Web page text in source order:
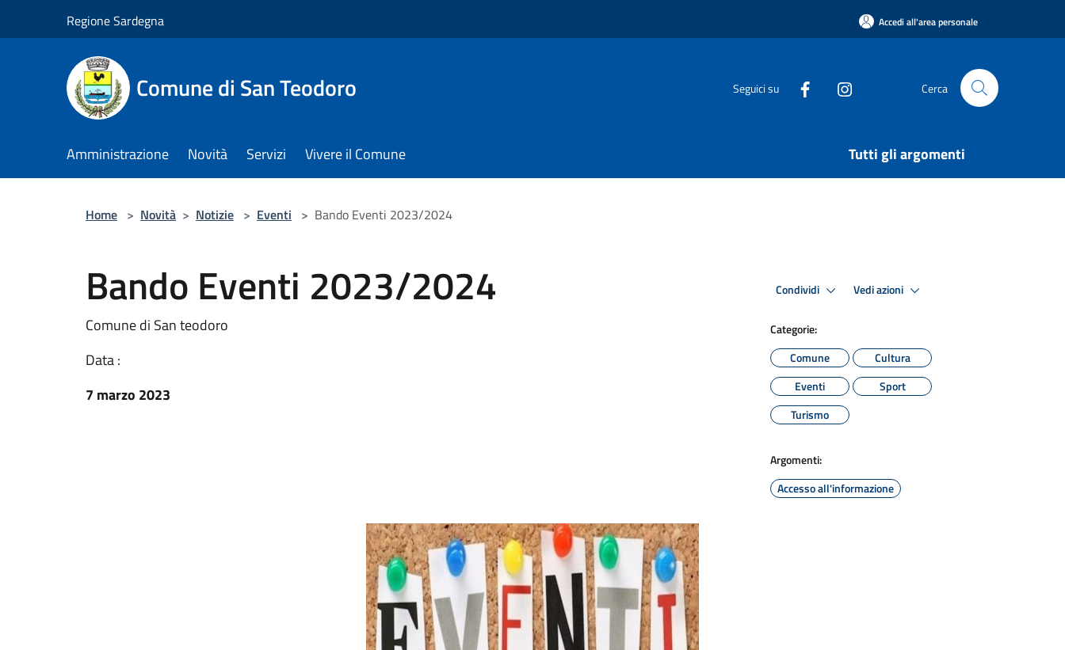
Regione Sardegna Accedi all'area personale
Comune di San Teodoro Seguici su Cerca
Amministrazione Novità Servizi Vivere il Comune Tutti gli argomenti
Home > Novità > Notizie > Eventi > Bando Eventi 2023/2024
Bando Eventi 2023/2024
Comune di San teodoro
Data :
7 marzo 2023
Condividi Vedi azioni
Categorie:
Comune
Cultura
Eventi
Sport
Turismo
Argomenti:
Accesso all'informazione